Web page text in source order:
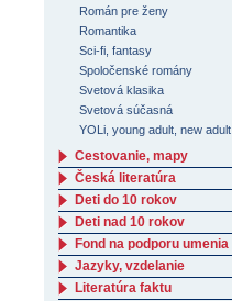
Román pre ženy
Romantika
Sci-fi, fantasy
Spoločenské romány
Svetová klasika
Svetová súčasná
YOLi, young adult, new adult
Cestovanie, mapy
Česká literatúra
Deti do 10 rokov
Deti nad 10 rokov
Fond na podporu umenia
Jazyky, vzdelanie
Literatúra faktu